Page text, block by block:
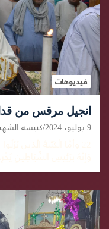
فيديوهات
انجيل مرقس من
9 يوليو، 2024 كنيسة